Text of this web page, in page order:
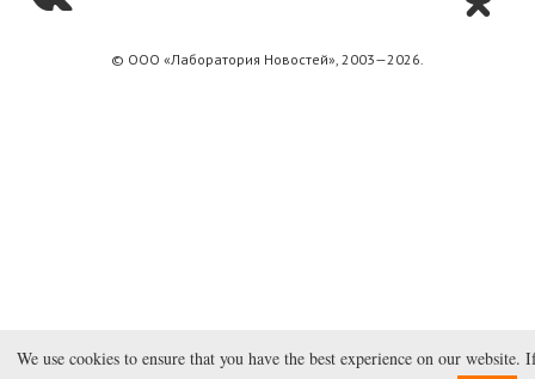
© ООО «Лаборатория Новоcтей», 2003—2026.
We use cookies to ensure that you have the best experience on our website.